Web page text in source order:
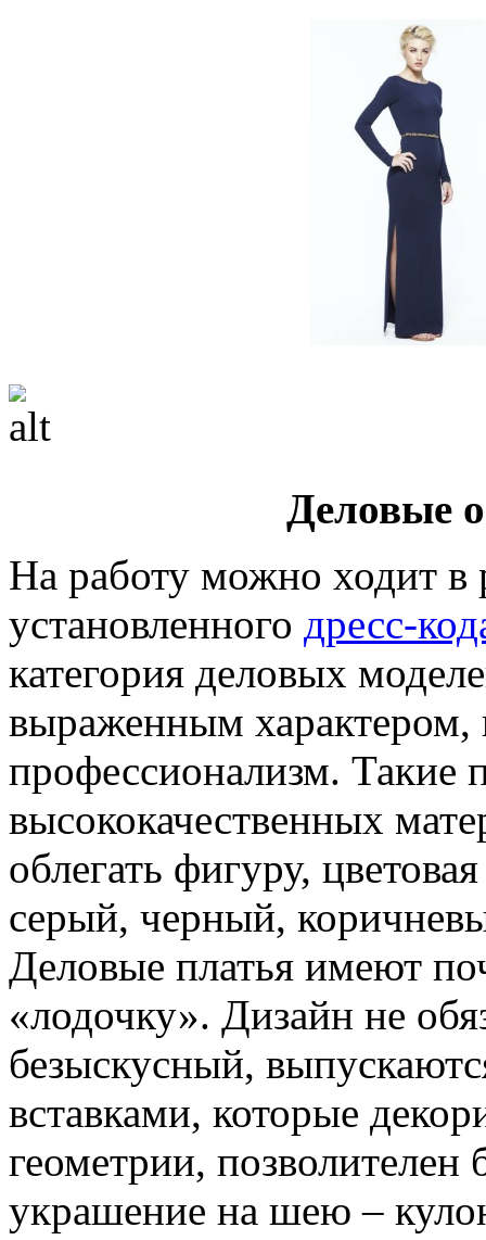
Деловые
На работу можно ходит в
установленного дресс-
категория деловых
выраженным характером,
профессионализм. Такие
высококачественных
облегать фигуру,
серый, черный,
Деловые платья имеют
«лодочку». Дизайн не
безыскусный,
вставками, которые
геометрии,
украшение на шею –